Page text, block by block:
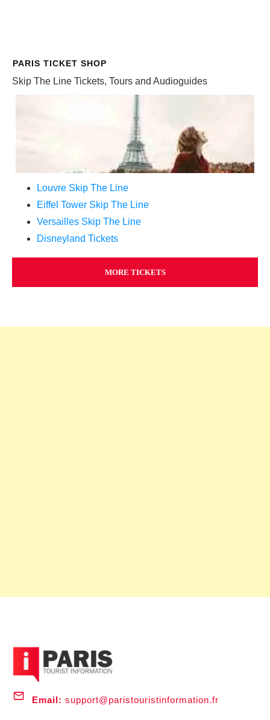
PARIS TICKET SHOP
Skip The Line Tickets, Tours and Audioguides
Louvre Skip The Line
Eiffel Tower Skip The Line
Versailles Skip The Line
Disneyland Tickets
MORE TICKETS
Email: support@paristouristinformation.fr